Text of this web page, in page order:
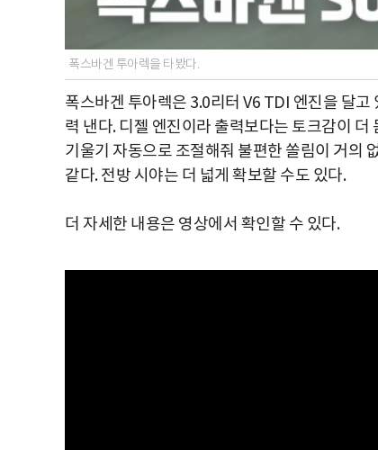
폭스바겐 투아렉을 타봤다.
폭스바겐 투아렉은 3.0리터 V6 TDI 엔진을 달
력 낸다. 디젤 엔진이라 출력보다는 토크감이
기울기 자동으로 조절해줘 불편한 쏠림이 거의
같다. 전방 시야는 더 넓게 확보할 수도 있다.
더 자세한 내용은 영상에서 확인할 수 있다.